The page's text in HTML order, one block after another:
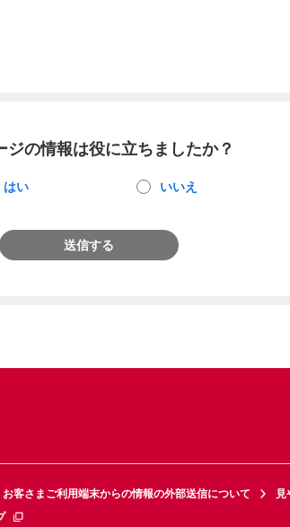
ジの情報は役に立ちましたか？
はい いいえ
送信する
お客さまご利用端末からの情報の外部送信について
見